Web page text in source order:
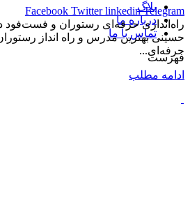
بلاگ
درباره ما
تماس با ما
فهرست
Facebook Twitter linkedin Telegram
راه‌اندازی حرفه‌ای رستوران و فست‌فود
حسینی بهترین مدرس و راه انداز
حرفه‌ای...
ادامه مطلب